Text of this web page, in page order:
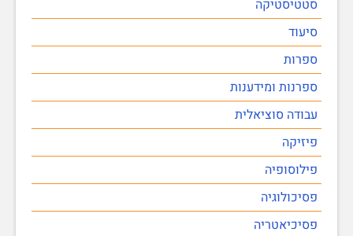
סטטיסטיקה
סיעוד
ספרות
ספרנות ומידענות
עבודה סוציאלית
פיזיקה
פילוסופיה
פסיכולוגיה
פסיכיאטריה